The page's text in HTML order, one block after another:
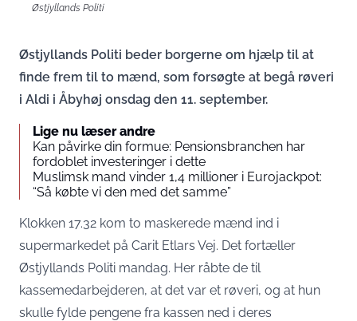
Østjyllands Politi
Østjyllands Politi beder borgerne om hjælp til at
finde frem til to mænd, som forsøgte at begå røveri
i Aldi i Åbyhøj onsdag den 11. september.
Lige nu læser andre
Kan påvirke din formue: Pensionsbranchen har
fordoblet investeringer i dette
Muslimsk mand vinder 1,4 millioner i Eurojackpot:
“Så købte vi den med det samme”
Klokken 17.32 kom to maskerede mænd ind i
supermarkedet på Carit Etlars Vej. Det fortæller
Østjyllands Politi mandag. Her råbte de til
kassemedarbejderen, at det var et røveri, og at hun
skulle fylde pengene fra kassen ned i deres